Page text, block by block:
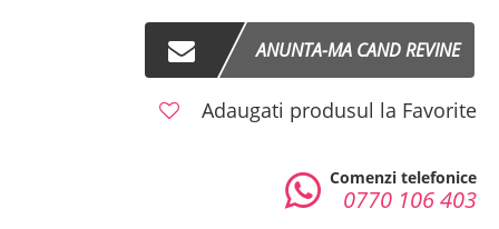
ANUNTA-MA CAND REVINE
Adaugati produsul la Favorite
Comenzi telefonice
0770 106 403